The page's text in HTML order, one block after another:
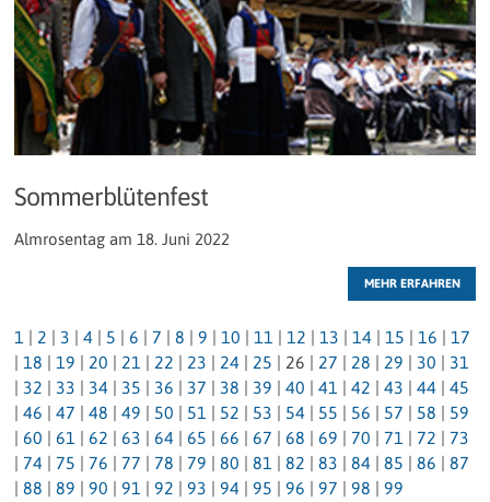
Sommerblütenfest
Almrosentag am 18. Juni 2022
MEHR ERFAHREN
1 | 2 | 3 | 4 | 5 | 6 | 7 | 8 | 9 | 10 | 11 | 12 | 13 | 14 | 15 | 16 | 17
| 18 | 19 | 20 | 21 | 22 | 23 | 24 | 25 | 26 | 27 | 28 | 29 | 30 | 31
| 32 | 33 | 34 | 35 | 36 | 37 | 38 | 39 | 40 | 41 | 42 | 43 | 44 | 45
| 46 | 47 | 48 | 49 | 50 | 51 | 52 | 53 | 54 | 55 | 56 | 57 | 58 | 59
| 60 | 61 | 62 | 63 | 64 | 65 | 66 | 67 | 68 | 69 | 70 | 71 | 72 | 73
| 74 | 75 | 76 | 77 | 78 | 79 | 80 | 81 | 82 | 83 | 84 | 85 | 86 | 87
| 88 | 89 | 90 | 91 | 92 | 93 | 94 | 95 | 96 | 97 | 98 | 99